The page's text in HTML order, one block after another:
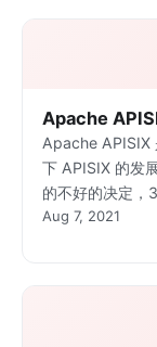
Apache
Apache APISIX
下 APISIX 的发
的不好的决定，
Aug 7, 2021